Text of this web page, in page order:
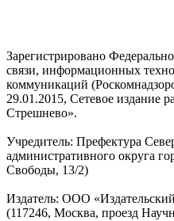
Зарегистрировано
связи, информационных
коммуникаций
29.01.2015, Сетевое издание
Стрешнево».
Учредитель: Префектура
административного округа
Свободы, 13/2)
Издатель: ООО
(117246, Москва, проезд